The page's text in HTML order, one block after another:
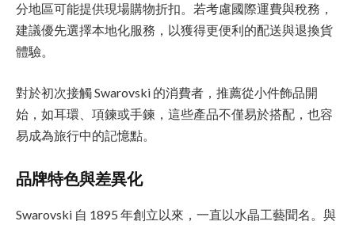
分地區可能提供現場購物折扣。若考慮國際運費與稅務，
建議優先選擇本地化服務，以獲得更便利的配送與退換貨
體驗。
對於初次接觸 Swarovski 的消費者，推薦從小件飾品開
始，如耳環、項鍊或手鍊，這些產品不僅易於搭配，也容
易成為旅行中的記憶點。
品牌特色與差異化
Swarovski 自 1895 年創立以來，一直以水晶工藝聞名。與